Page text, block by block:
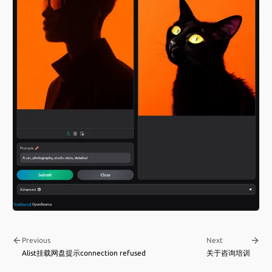
Previous
Alist挂载网盘提示connection refused
Next
关于咨询培训